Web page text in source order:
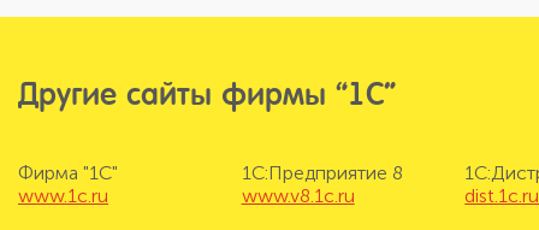
Другие сайты фирмы “1С”
Фирма "1С"
www.1c.ru
1С:Предприятие 8
www.v8.1c.ru
dist.1c.ru